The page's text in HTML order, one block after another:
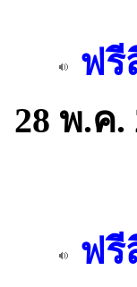
ฟรี
28 พ.ค.
ฟรี